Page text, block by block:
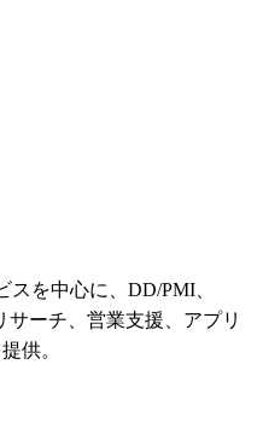
を中心に、DD/PMI、
ーチ、営業支援、アプリ
供。